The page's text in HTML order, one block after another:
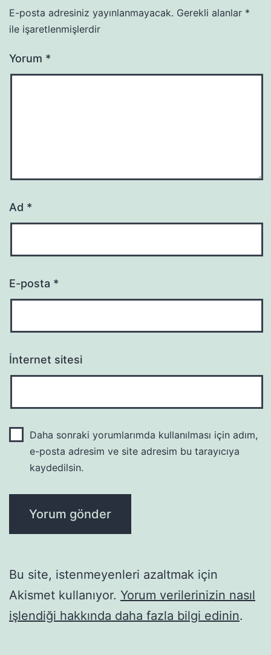
E-posta adresiniz yayınlanmayacak. Gerekli alanlar *
ile işaretlenmişlerdir
Yorum *
Ad *
E-posta *
İnternet sitesi
Daha sonraki yorumlarımda kullanılması için adım,
e-posta adresim ve site adresim bu tarayıcıya
kaydedilsin.
Bu site, istenmeyenleri azaltmak için
Akismet kullanıyor. Yorum verilerinizin nasıl
işlendiği hakkında daha fazla bilgi edinin.